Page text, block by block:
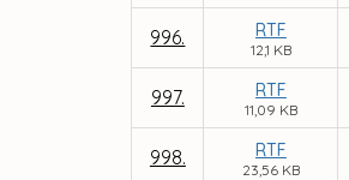
996. RTF
12,1 KB
997. RTF
11,09 KB
998. RTF
23,56 KB